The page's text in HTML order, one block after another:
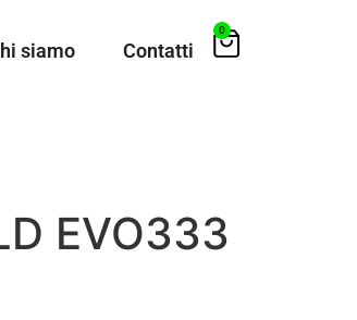
siamo Contatti
0
EVO333